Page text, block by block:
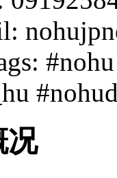
况